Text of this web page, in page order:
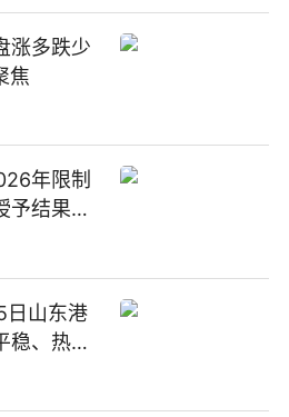
涨多跌少
焦
年限制
予结果公
日山东港
稳、热轧